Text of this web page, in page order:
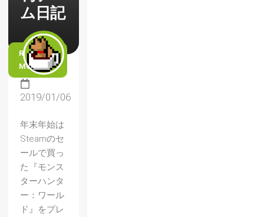
ム日記
READ
MORE
2019/01/06
年末年始は
Steamのセ
ールで買っ
た『モンス
ターハンタ
ー：ワール
ド』をプレ